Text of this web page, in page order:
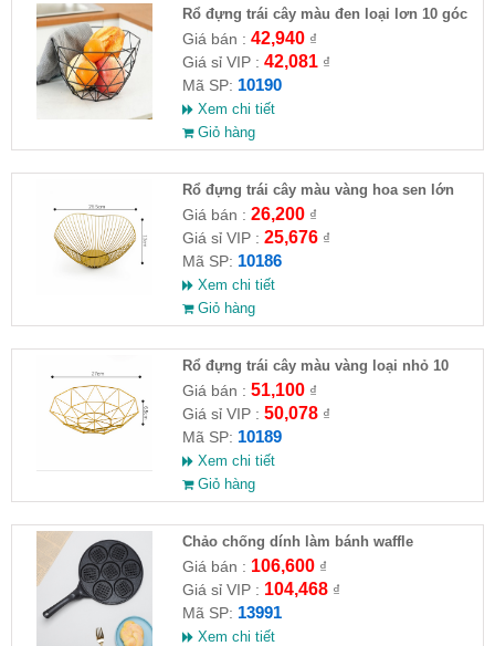
Rổ đựng trái cây màu đen loại lơn 10 góc
27x12cm
Giá bán : 42,940₫
Giá sỉ VIP : 42,081₫
Mã SP: 10190
Xem chi tiết
Giỏ hàng
Rổ đựng trái cây màu vàng hoa sen lớn
26.5x13cm
Giá bán : 26,200₫
Giá sỉ VIP : 25,676₫
Mã SP: 10186
Xem chi tiết
Giỏ hàng
Rổ đựng trái cây màu vàng loại nhỏ 10
góc 27x6.5cm
Giá bán : 51,100₫
Giá sỉ VIP : 50,078₫
Mã SP: 10189
Xem chi tiết
Giỏ hàng
Chảo chống dính làm bánh waffle
Giá bán : 106,600₫
Giá sỉ VIP : 104,468₫
Mã SP: 13991
Xem chi tiết